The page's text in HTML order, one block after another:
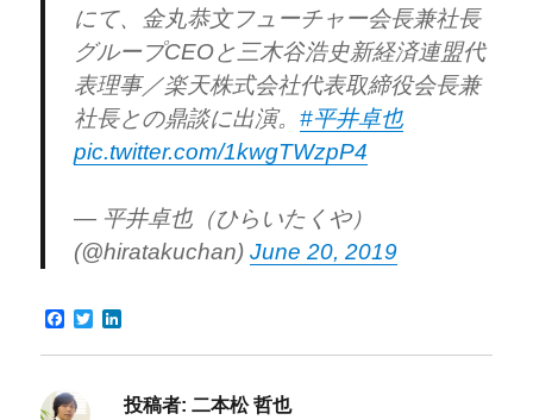
にて、金丸恭文フューチャー会長兼社長
グループCEOと三木谷浩史新経済連盟代
表理事／楽天株式会社代表取締役会長兼
社長との鼎談に出演。#平井卓也
pic.twitter.com/1kwgTWzpP4
— 平井卓也（ひらいたくや）
(@hiratakuchan)June 20, 2019
F
c
b
o
T
i
n
e
d
投稿者: 二本松 哲也